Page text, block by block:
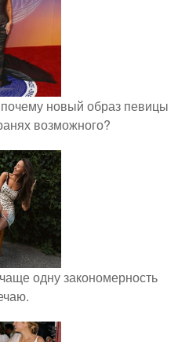
новый образ певицы
возможного?
одну закономерность